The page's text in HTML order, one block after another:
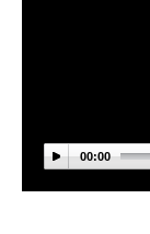
00:00